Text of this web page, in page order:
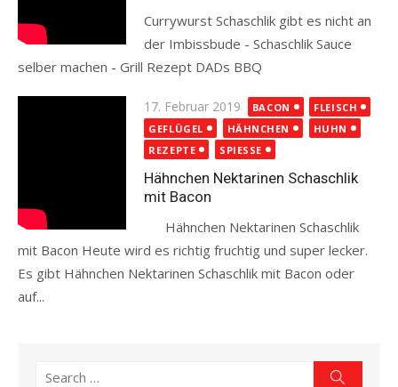
Currywurst Schaschlik gibt es nicht an
der Imbissbude - Schaschlik Sauce
selber machen - Grill Rezept DADs BBQ
Posted
on
17. Februar 2019 BACON
FLEISCH
GEFLÜGEL
HÄHNCHEN
HUHN
REZEPTE
SPIESSE
Hähnchen Nektarinen Schaschlik
mit Bacon
Hähnchen Nektarinen Schaschlik
mit Bacon Heute wird es richtig fruchtig und super lecker.
Es gibt Hähnchen Nektarinen Schaschlik mit Bacon oder
auf...
Search